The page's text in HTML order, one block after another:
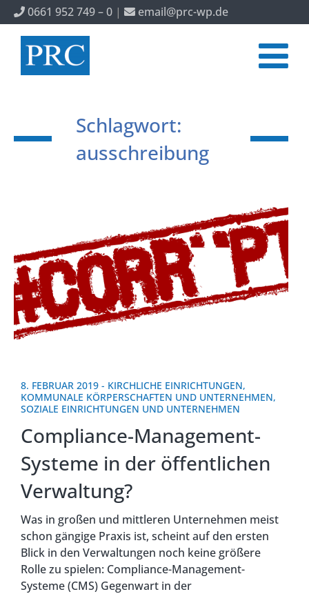
0661 952 749 – 0 | email@prc-wp.de
Schlagwort:
ausschreibung
8. FEBRUAR 2019 - KIRCHLICHE EINRICHTUNGEN,
KOMMUNALE KÖRPERSCHAFTEN UND UNTERNEHMEN,
SOZIALE EINRICHTUNGEN UND UNTERNEHMEN
Compliance-Management-
Systeme in der öffentlichen
Verwaltung?
Was in großen und mittleren Unternehmen meist
schon gängige Praxis ist, scheint auf den ersten
Blick in den Verwaltungen noch keine größere
Rolle zu spielen: Compliance-Management-
Systeme (CMS) Gegenwart in der